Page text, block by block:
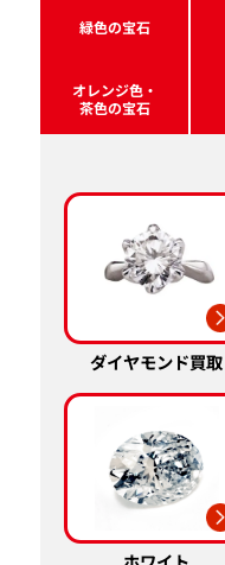
緑色の宝石
オレンジ色・
茶色の宝石
ダイヤモンド買取